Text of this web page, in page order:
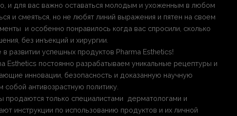
и для вас важно оставаться молодым и ухоженным в любом
и смеяться, но не любят линий выражения и пятен на своем
и особенно понравилось когда вас спросили, сколько
без инъекций и хирургии.
развитии успешных продуктов Pharma Esthetics!
Esthetics постоянно разрабатываем уникальные рецептуры и
инновации, безопасность и доказанную научную
антивозрастную политику.
продаются только специалистами дерматологами и
инструкции по использованию продуктов и их личной